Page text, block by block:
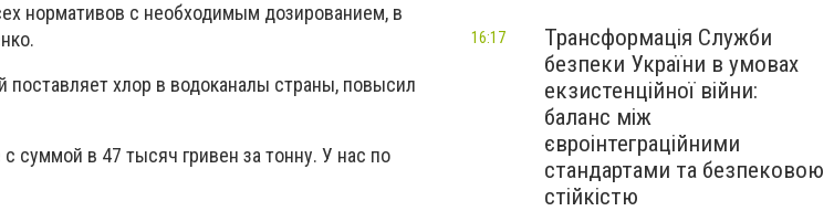
нормативов с необходимым дозированием, в
хлор в водоканалы страны, повысил
суммой в 47 тысяч гривен за тонну. У нас по
Трансформація Служби
безпеки України в умовах
екзистенційної війни:
баланс між
євроінтеграційними
стандартами та безпековою
стійкістю
16:17